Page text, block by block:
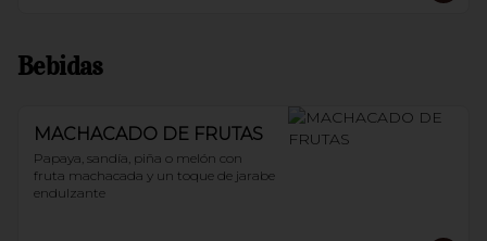
Bebidas
MACHACADO DE FRUTAS
Papaya, sandía, piña o melón con
fruta machacada y un toque de jarabe
endulzante